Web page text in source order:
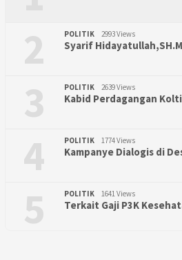
2 POLITIK 2993 Views
Syarif
3 POLITIK 2639 Views
Kabid Perdagangan
4 POLITIK 1774 Views
Kampanye Dialogis di
5 POLITIK 1641 Views
Terkait Gaji P3K